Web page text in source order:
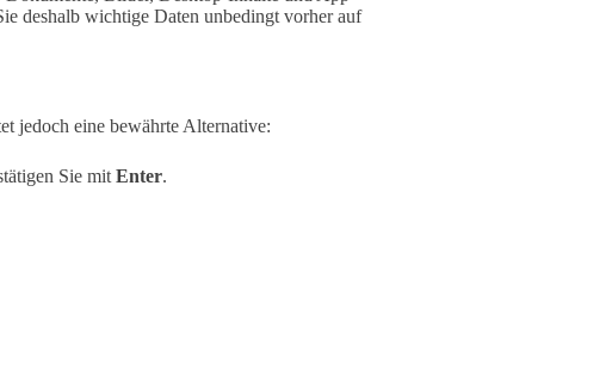
deshalb wichtige Daten unbedingt vorher auf
jedoch eine bewährte Alternative:
Sie mit Enter.